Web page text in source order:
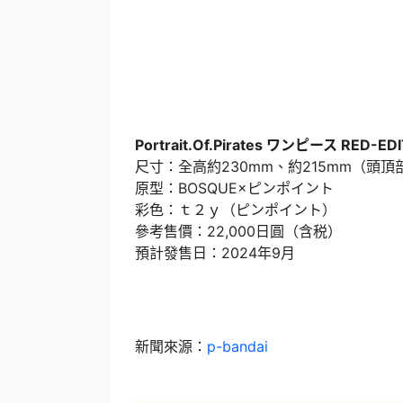
Portrait.Of.Pirates ワンピース RED-
尺寸：全高約230mm、約215mm（頭頂
原型：BOSQUE×ピンポイント
彩色：ｔ２ｙ（ピンポイント）
參考售價：22,000日圓（含税）
預計發售日：2024年9月
新聞來源： p-bandai